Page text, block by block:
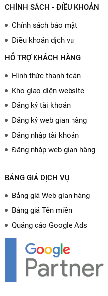
CHÍNH SÁCH - ĐIỀU KHOẢN
Chính sách bảo mật
Điều khoản dịch vụ
HỖ TRỢ KHÁCH HÀNG
Hình thức thanh toán
Kho giao diện website
Đăng ký tài khoản
Đăng ký web gian hàng
Đăng nhập tài khoản
Đăng nhập web gian hàng
BẢNG GIÁ DỊCH VỤ
Bảng giá Web gian hàng
Bảng giá Tên miền
Quảng cáo Google Ads